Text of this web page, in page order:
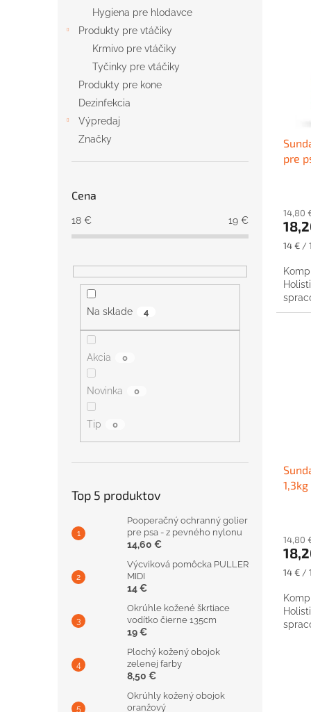
Hygiena pre hlodavce
Produkty pre vtáčiky
Krmivo pre vtáčiky
Tyčinky pre vtáčiky
Produkty pre kone
Dezinfekcia
Výpredaj
Značky
Cena
18 € 19 €
Na sklade 4
Akcia 0
Novinka 0
Tip 0
Top 5 produktov
Pooperačný ochranný golier
pre psa - z pevného nylonu
14,60 €
Výcviková pomôcka PULLER
MIDI
14 €
Okrúhle kožené škrtiace
vodítko čierne 135cm
19 €
Plochý kožený obojok
zelenej farby
8,50 €
Okrúhly kožený obojok
oranžový
pre
14,80
14 € /
1,3kg
14,80
14 € /